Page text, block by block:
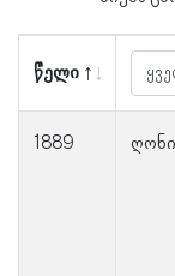
წელი
1889